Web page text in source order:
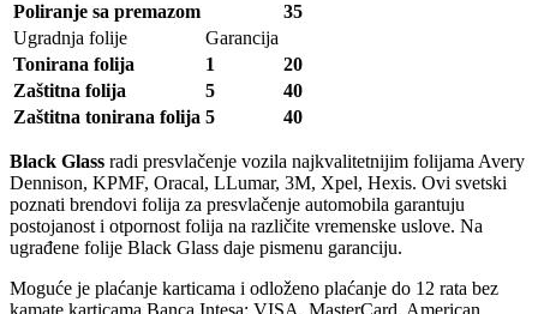
Poliranje sa premazom
35
Ugradnja folije
Garancija
Tonirana folija
1
20
Zaštitna folija
5
40
Zaštitna tonirana folija 5 40
Black Glass radi presvlačenje vozila najkvalitetnijim folijama Avery
Dennison, KPMF, Oracal, LLumar, 3M, Xpel, Hexis. Ovi svetski
poznati brendovi folija za presvlačenje automobila garantuju
postojanost i otpornost folija na različite vremenske uslove. Na
ugrađene folije Black Glass daje pismenu garanciju.
Moguće je plaćanje karticama i odloženo plaćanje do 12 rata bez